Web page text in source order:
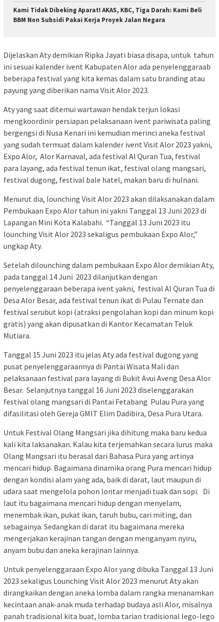
Kami Tidak Dibeking Aparat! AKAS, KBC, Tiga Darah: Kami Beli
BBM Non Subsidi Pakai Kerja Proyek Jalan Negara
Dijelaskan Aty demikian Ripka Jayati biasa disapa, untuk tahun
ini sesuai kalender ivent Kabupaten Alor ada penyelenggaraab
beberapa festival yang kita kemas dalam satu branding atau
payung yang diberikan nama Visit Alor 2023.
Aty yang saat ditemui wartawan hendak terjun lokasi
mengkoordinir persiapan pelaksanaan ivent pariwisata paling
bergengsi di Nusa Kenari ini kemudian merinci aneka festival
yang sudah termuat dalam kalender ivent Visit Alor 2023 yakni,
Expo Alor, Alor Karnaval, ada festival Al Quran Tua, festival
para layang, ada festival tenun ikat, festival olang mangsari,
festival dugong, festival bale hatel, makan baru di hulnani.
Menurut dia, lounching Visit Alor 2023 akan dilaksanakan dalam
Pembukaan Expo Alor tahun ini yakni Tanggal 13 Juni 2023 di
Lapangan Mini Kota Kalabahi. “Tanggal 13 Juni 2023 itu
lounching Visit Alor 2023 sekaligus pembukaan Expo Alor,”
ungkap Aty.
Setelah dilounching dalam pembukaan Expo Alor demikian Aty,
pada tanggal 14 Juni 2023 dilanjutkan dengan
penyelenggaraan beberapa ivent yakni, festival Al Quran Tua di
Desa Alor Besar, ada festival tenun ikat di Pulau Ternate dan
festival serubut kopi (atraksi pengolahan kopi dan minum kopi
gratis) yang akan dipusatkan di Kantor Kecamatan Teluk
Mutiara.
Tanggal 15 Juni 2023 itu jelas Aty ada festival dugong yang
pusat penyelenggaraannya di Pantai Wisata Mali dan
pelaksanaan festival para layang di Bukit Avui Aveng Desa Alor
Besar. Selanjutnya tanggal 16 Juni 2023 diselenggarakan
festival olang mangsari di Pantai Fetabang Pulau Pura yang
difasilitasi oleh Gereja GMIT Elim Dadibira, Desa Pura Utara.
Untuk Festival Olang Mangsari jika dihitung maka baru kedua
kali kita laksanakan. Kalau kita terjemahkan secara lurus maka
Olang Mangsari itu berasal dari Bahasa Pura yang artinya
mencari hidup. Bagaimana dinamika orang Pura mencari hidup
dengan kondisi alam yang ada, baik di darat, laut maupun di
udara saat mengelola pohon lontar menjadi tuak dan sopi. Di
laut itu bagaimana mencari hidup dengan menyelam,
menembak ikan, pukat ikan, taruh bubu, cari miting, dan
sebagainya. Sedangkan di darat itu bagaimana mereka
mengerjakan kerajinan tangan dengan menganyam nyiru,
anyam bubu dan aneka kerajinan lainnya.
Untuk penyelenggaraan Expo Alor yang dibuka Tanggal 13 Juni
2023 sekaligus Lounching Visit Alor 2023 menurut Aty akan
dirangkaikan dengan aneka lomba dalam rangka menanamkan
kecintaan anak-anak muda terhadap budaya asli Alor, misalnya
panah tradisional kita buat, lomba tarian tradisional lego-lego